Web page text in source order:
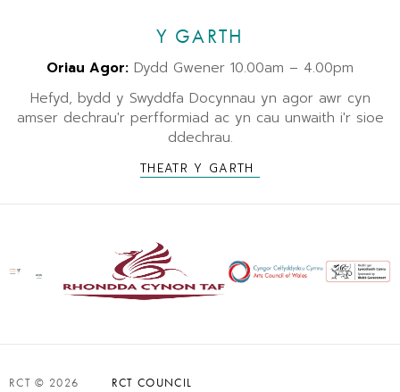
Y GARTH
Oriau Agor: Dydd Gwener 10.00am – 4.00pm
Hefyd, bydd y Swyddfa Docynnau yn agor awr cyn
amser dechrau'r perfformiad ac yn cau unwaith i'r sioe
ddechrau.
THEATR Y GARTH
RCT © 2026 RCT COUNCIL